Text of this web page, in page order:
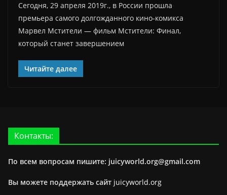
Сегодня, 29 апреля 2019г., в России прошла
премьера самого долгожданного кино-комикса
Марвел Мстители — фильм Мстители: Финал,
который станет завершением
Читайте далее
Контакты:
По всем вопросам пишите: juicyworld.org@gmail.com
Вы можете поддержать сайт juicyworld.org